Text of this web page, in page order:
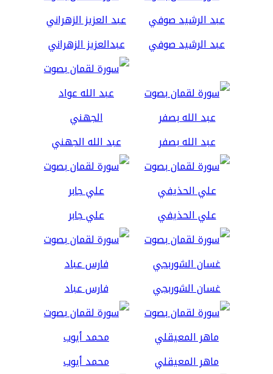
عبد الرشيد صوفي عبدالعزيز الزهراني
عبد الله بصفر عبد الله الجهني
علي الحذيفي علي جابر
غسان الشوربجي فارس عباد
ماهر المعيقلي محمد أيوب